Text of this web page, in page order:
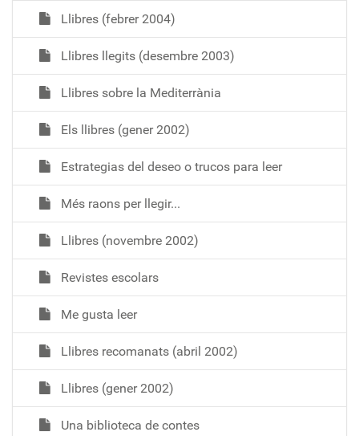
Llibres (febrer 2004)
Llibres llegits (desembre 2003)
Llibres sobre la Mediterrània
Els llibres (gener 2002)
Estrategias del deseo o trucos para leer
Més raons per llegir...
Llibres (novembre 2002)
Revistes escolars
Me gusta leer
Llibres recomanats (abril 2002)
Llibres (gener 2002)
Una biblioteca de contes